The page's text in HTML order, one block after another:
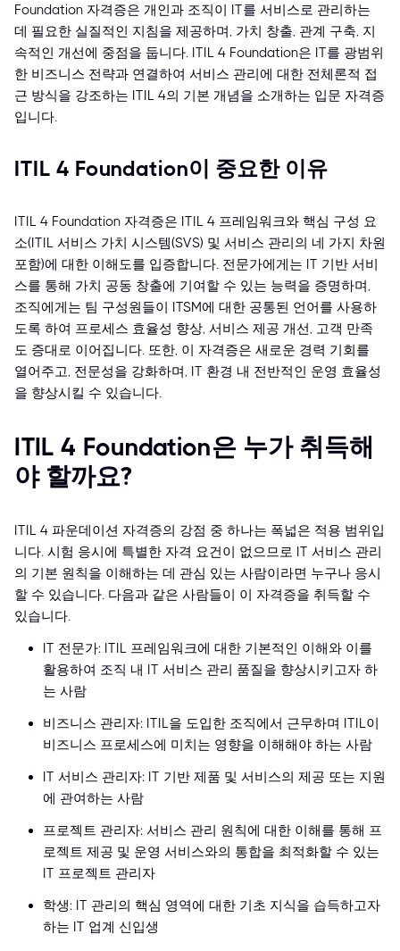
Foundation 자격증은 개인과 조직이 IT를 서비스로 관리하는
데 필요한 실질적인 지침을 제공하며, 가치 창출, 관계 구축, 지
속적인 개선에 중점을 둡니다. ITIL 4 Foundation은 IT를 광범위
한 비즈니스 전략과 연결하여 서비스 관리에 대한 전체론적 접
근 방식을 강조하는 ITIL 4의 기본 개념을 소개하는 입문 자격증
입니다.
ITIL 4 Foundation이 중요한 이유
ITIL 4 Foundation 자격증은 ITIL 4 프레임워크와 핵심 구성 요
소(ITIL 서비스 가치 시스템(SVS) 및 서비스 관리의 네 가지 차원
포함)에 대한 이해도를 입증합니다. 전문가에게는 IT 기반 서비
스를 통해 가치 공동 창출에 기여할 수 있는 능력을 증명하며,
조직에게는 팀 구성원들이 ITSM에 대한 공통된 언어를 사용하
도록 하여 프로세스 효율성 향상, 서비스 제공 개선, 고객 만족
도 증대로 이어집니다. 또한, 이 자격증은 새로운 경력 기회를
열어주고, 전문성을 강화하며, IT 환경 내 전반적인 운영 효율성
을 향상시킬 수 있습니다.
ITIL 4 Foundation은 누가 취득해
야 할까요?
ITIL 4 파운데이션 자격증의 강점 중 하나는 폭넓은 적용 범위입
니다. 시험 응시에 특별한 자격 요건이 없으므로 IT 서비스 관리
의 기본 원칙을 이해하는 데 관심 있는 사람이라면 누구나 응시
할 수 있습니다. 다음과 같은 사람들이 이 자격증을 취득할 수
있습니다.
IT 전문가: ITIL 프레임워크에 대한 기본적인 이해와 이를
활용하여 조직 내 IT 서비스 관리 품질을 향상시키고자 하
는 사람
비즈니스 관리자: ITIL을 도입한 조직에서 근무하며 ITIL이
비즈니스 프로세스에 미치는 영향을 이해해야 하는 사람
IT 서비스 관리자: IT 기반 제품 및 서비스의 제공 또는 지원
에 관여하는 사람
프로젝트 관리자: 서비스 관리 원칙에 대한 이해를 통해 프
로젝트 제공 및 운영 서비스와의 통합을 최적화할 수 있는
IT 프로젝트 관리자
학생: IT 관리의 핵심 영역에 대한 기초 지식을 습득하고자
하는 IT 업계 신입생